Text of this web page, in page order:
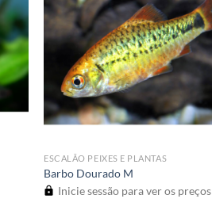
ESCALÃO PEIXES E PLANTAS
Barbo Dourado M
Inicie sessão para ver os preços